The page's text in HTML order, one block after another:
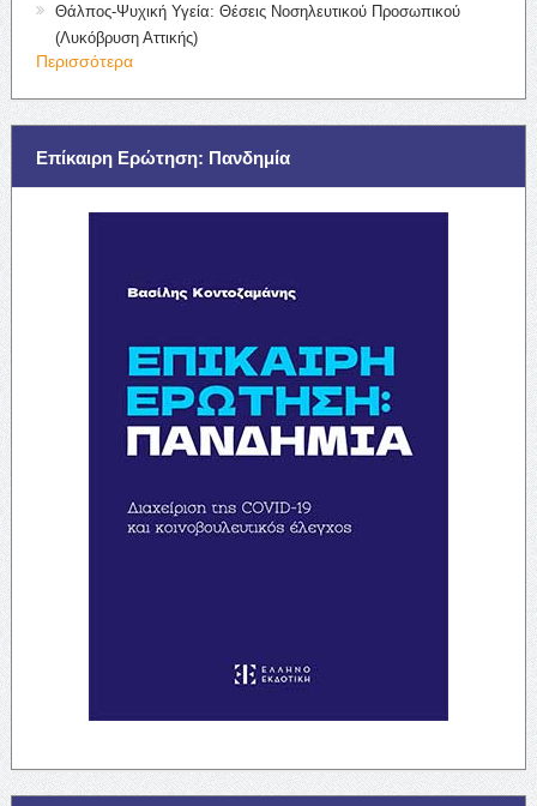
Θάλπος-Ψυχική Υγεία: Θέσεις Νοσηλευτικού Προσωπικού
(Λυκόβρυση Αττικής)
Περισσότερα
Επίκαιρη Ερώτηση: Πανδημία